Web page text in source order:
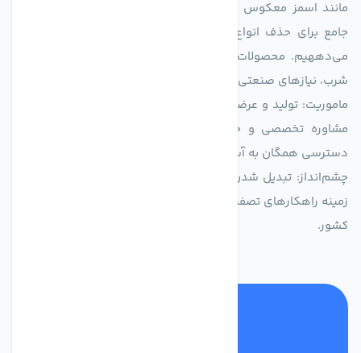
جامع برای حذف انواع آلاینده‌ها، املاح و نمک از منابع آبی ارائه
می‌دههیم. محصولات ما برای مصارف متنوعی از جمله تأمین آب
شرب، نیازهای صنعتی و کشاورزی طراحی و بهینه‌سازی شده‌اند.
ماموریت: تولید و عرضه محصولاتی با بالاترین استاندارد کیفی، ارائه
مشاوره تخصصی و خدمات پس از فروش مطمئن برای تضمین
دسترسی همگان به آب پاک و سالم.
چشم‌انداز: تبدیل شدن به انتخاب اول صنایع و مصرف‌کنندگان در
زمینه راهکارهای تصفیه آب و ایفای نقشی کلیدی در حفظ منابع آبی
کشور.